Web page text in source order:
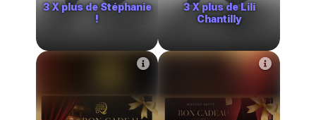
3 X plus de Stéphanie
3 X plus de Lili
Chantilly